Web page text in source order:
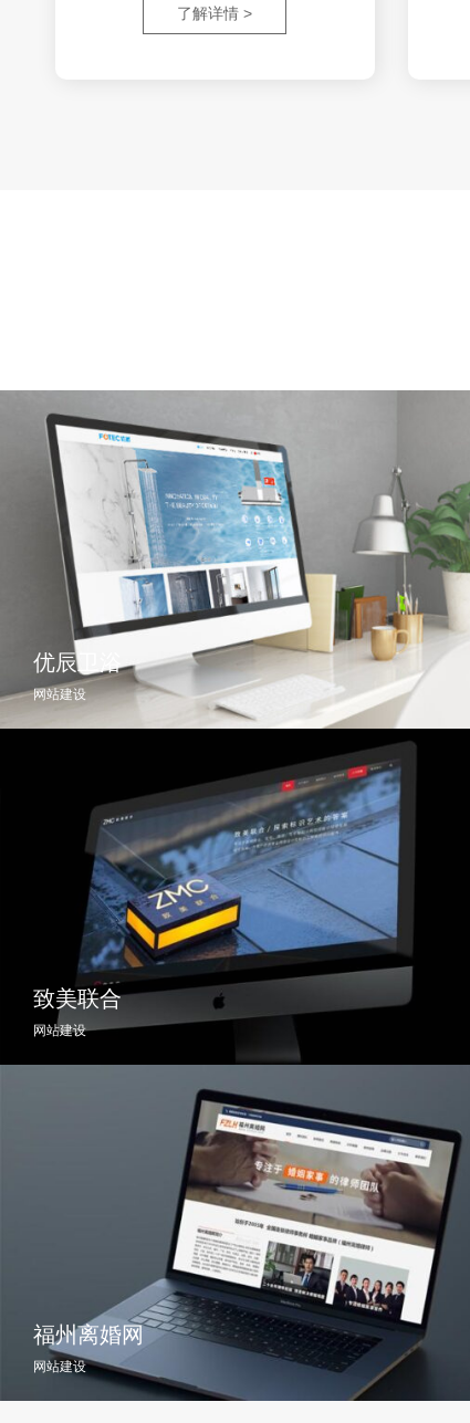
了解详情 >
优辰卫浴
网站建设
致美联合
网站建设
福州离婚网
网站建设